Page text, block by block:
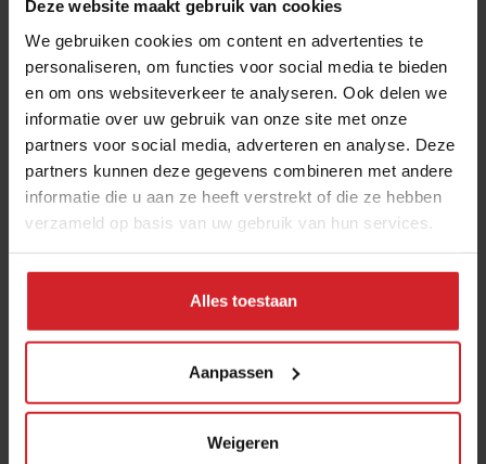
Deze website maakt gebruik van cookies
We gebruiken cookies om content en advertenties te
personaliseren, om functies voor social media te bieden
en om ons websiteverkeer te analyseren. Ook delen we
informatie over uw gebruik van onze site met onze
partners voor social media, adverteren en analyse. Deze
partners kunnen deze gegevens combineren met andere
informatie die u aan ze heeft verstrekt of die ze hebben
verzameld op basis van uw gebruik van hun services.
Alles toestaan
Aanpassen
Weigeren
Als oprichter van disruptief cateringbedrijf We Canteen
ligt Maaike's expertise van oorsprong in de catering,
maar de hele foodservicebranche is haar inmiddels zeer
bekend. Sinds 2018 is zij hoofdredacteur van Food
Inspiration en schrijft en vertelt ze over (internationale)
trends, transities en ontwikkelingen in food en
hospitality.
152: Food & sex
Omdat food verder gaat dan